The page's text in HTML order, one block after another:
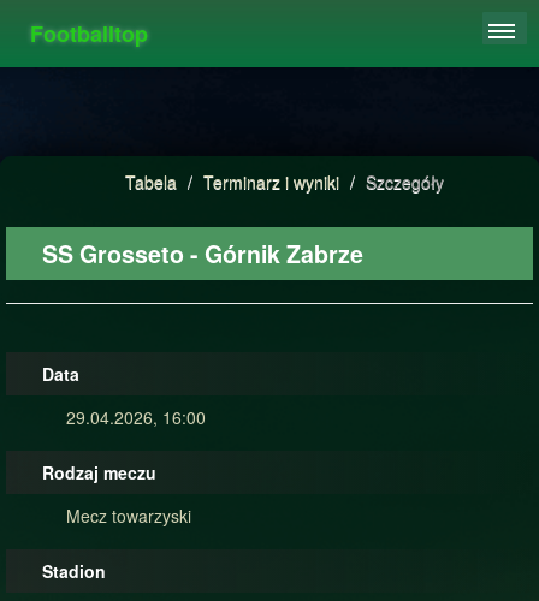
Footballtop
STATYSTYKI
Tabela / Terminarz i wyniki / Szczegóły
SS Grosseto - Górnik Zabrze
Data
29.04.2026, 16:00
Rodzaj meczu
Mecz towarzyski
Stadion